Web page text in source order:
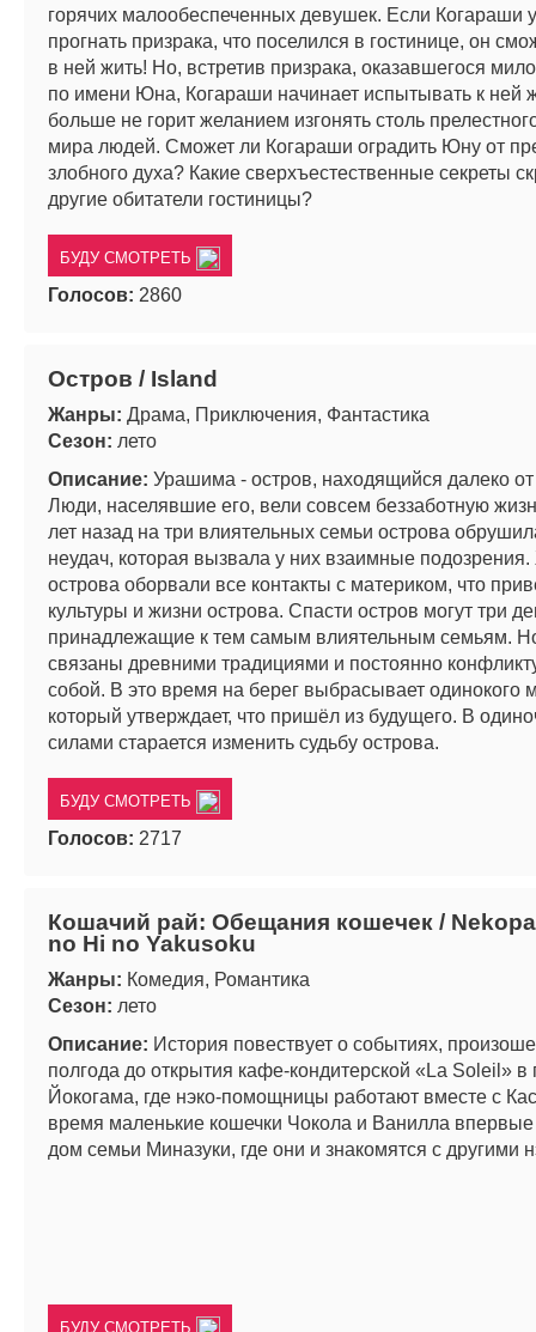
горячих малообеспеченных девушек. Если Когараши
прогнать призрака, что поселился в гостинице, он
в ней жить! Но, встретив призрака, оказавшегося
по имени Юна, Когараши начинает испытывать к ней
больше не горит желанием изгонять столь
мира людей. Сможет ли Когараши оградить Юну от
злобного духа? Какие сверхъестественные секреты
другие обитатели гостиницы?
БУДУ СМОТРЕТЬ
Голосов: 2860
Остров / Island
Жанры: Драма, Приключения, Фантастика
Сезон: лето
Описание: Урашима - остров, находящийся далеко
Люди, населявшие его, вели совсем беззаботную
лет назад на три влиятельных семьи острова
неудач, которая вызвала у них взаимные
острова оборвали все контакты с материком, что
культуры и жизни острова. Спасти остров могут три
принадлежащие к тем самым влиятельным семьям.
связаны древними традициями и постоянно
собой. В это время на берег выбрасывает одинокого
который утверждает, что пришёл из будущего. В
силами старается изменить судьбу острова.
БУДУ СМОТРЕТЬ
Голосов: 2717
Кошачий рай: Обещания кошечек /
no Hi no Yakusoku
Жанры: Комедия, Романтика
Сезон: лето
Описание: История повествует о событиях,
полгода до открытия кафе-кондитерской «La Soleil» в
Йокогама, где нэко-помощницы работают вместе с
время маленькие кошечки Чокола и Ванилла
дом семьи Миназуки, где они и знакомятся с другими
БУДУ СМОТРЕТЬ